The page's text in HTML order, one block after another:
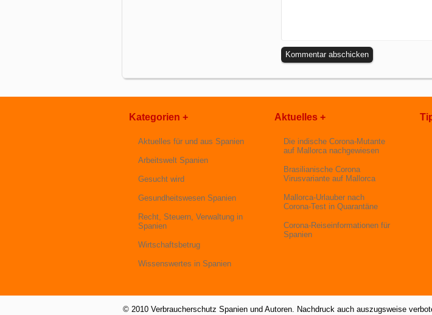
Kategorien +
Aktuelles für und aus Spanien
Arbeitswelt Spanien
Gesucht wird
Gesundheitswesen Spanien
Recht, Steuern, Verwaltung in
Spanien
Wirtschaftsbetrug
Wissenswertes in Spanien
Aktuelles +
Die indische Corona-Mutante
auf Mallorca nachgewiesen
Brasilianische Corona
Virusvariante auf Mallorca
Mallorca-Urlauber nach
Corona-Test in Quarantäne
Corona-Reiseinformationen für
Spanien
© 2010 Verbraucherschutz Spanien und Autoren. Nachdruck auch auszugsweise